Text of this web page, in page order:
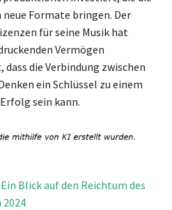
Formate bringen. Der
für seine Musik hat
Vermögen
die Verbindung zwischen
ein Schlüssel zu einem
sein kann.
Blick auf den Reichtum des